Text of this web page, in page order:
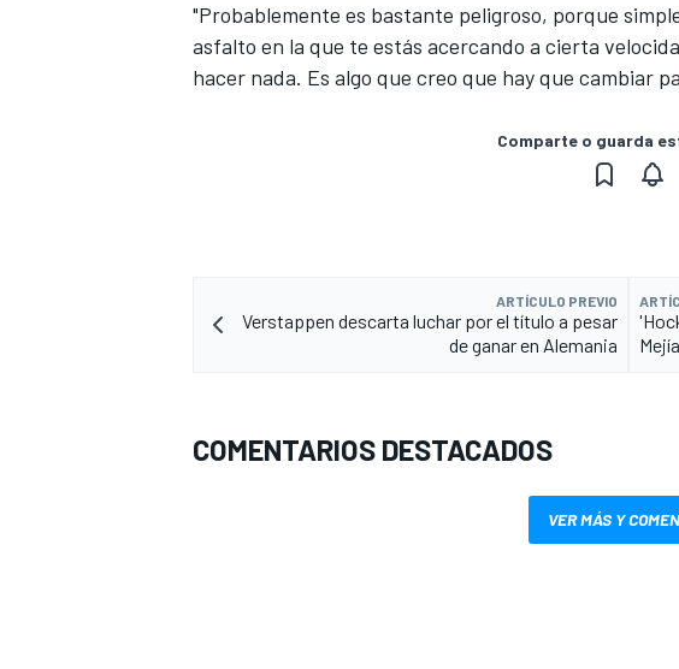
"Probablemente es bastante peligroso, porque
asfalto en la que te estás acercando a cierta
hacer nada. Es algo que creo que hay que cambiar
Comparte o guarda
ARTÍCULO PREVIO
Verstappen descarta luchar por el título a pesar
de ganar en Alemania
Mejía
COMENTARIOS DESTACADOS
VER MÁS Y